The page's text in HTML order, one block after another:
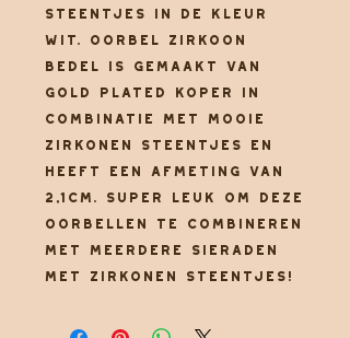
steentjes in de kleur
wit. Oorbel zirkoon
bedel is gemaakt van
gold plated koper in
combinatie met mooie
zirkonen steentjes en
heeft een afmeting van
2,1cm. Super leuk om deze
oorbellen te combineren
met meerdere sieraden
met zirkonen steentjes!